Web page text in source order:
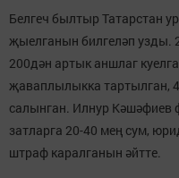
Белгеч былтыр Татарстан
җыелганын билгеләп узды.
200дән артык аншлаг
җаваплылыкка тартылган,
салынган. Илнур Кәшәфиев
затларга 20-40 мең сум,
штраф каралганын әйтте.